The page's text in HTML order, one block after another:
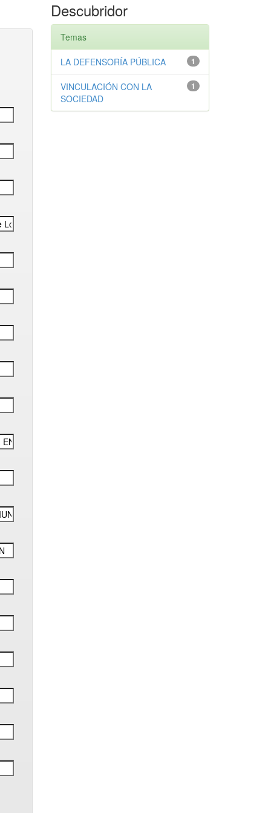
Descubridor
Temas
1
LA DEFENSORÍA PÚBLICA
1
VINCULACIÓN CON LA
SOCIEDAD